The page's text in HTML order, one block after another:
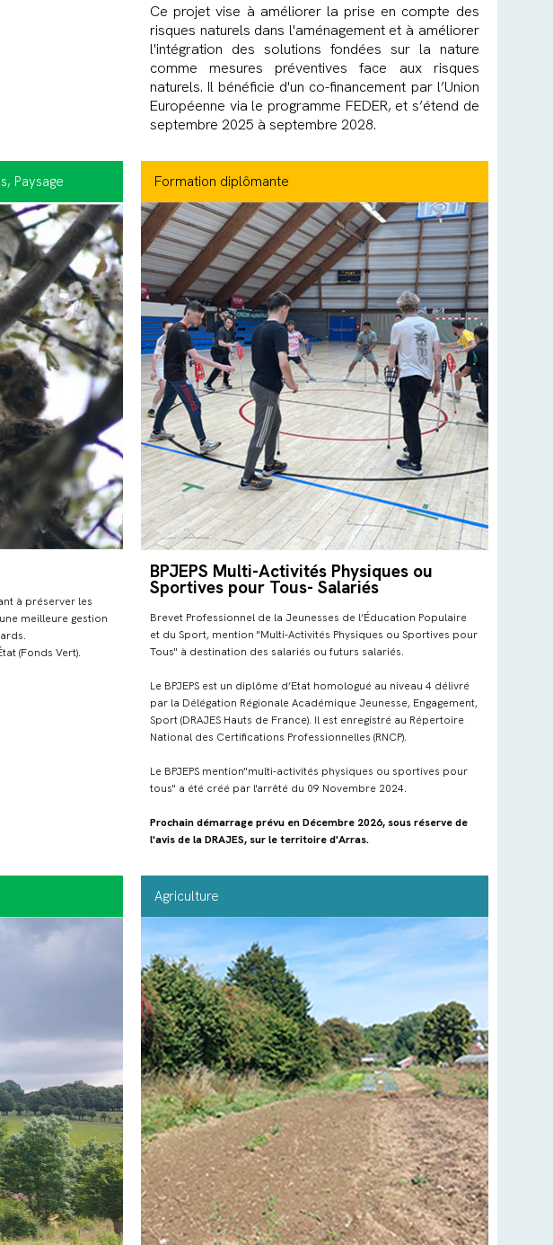
Ce projet vise à améliorer la prise en compte des
risques naturels dans l'aménagement et à améliorer
l'intégration des solutions fondées sur la nature
comme mesures préventives face aux risques
naturels. Il bénéficie d'un co-financement par l’Union
Européenne via le programme FEDER, et s’étend de
septembre 2025 à septembre 2028.
, Paysage
à préserver les
meilleure gestion
(Fonds Vert).
Formation diplômante
BPJEPS Multi-Activités Physiques ou
Sportives pour Tous- Salariés
Brevet Professionnel de la Jeunesses de l’Éducation Populaire
et du Sport, mention "Multi-Activités Physiques ou Sportives pour
Tous" à destination des salariés ou futurs salariés.
Le BPJEPS est un diplôme d’Etat homologué au niveau 4 délivré
par la Délégation Régionale Académique Jeunesse, Engagement,
Sport (DRAJES Hauts de France). Il est enregistré au Répertoire
National des Certifications Professionnelles (RNCP).
Le BPJEPS mention"multi-activités physiques ou sportives pour
tous" a été créé par l'arrêté du 09 Novembre 2024.
Prochain démarrage prévu en Décembre 2026, sous réserve de
l'avis de la DRAJES, sur le territoire d'Arras.
Agriculture